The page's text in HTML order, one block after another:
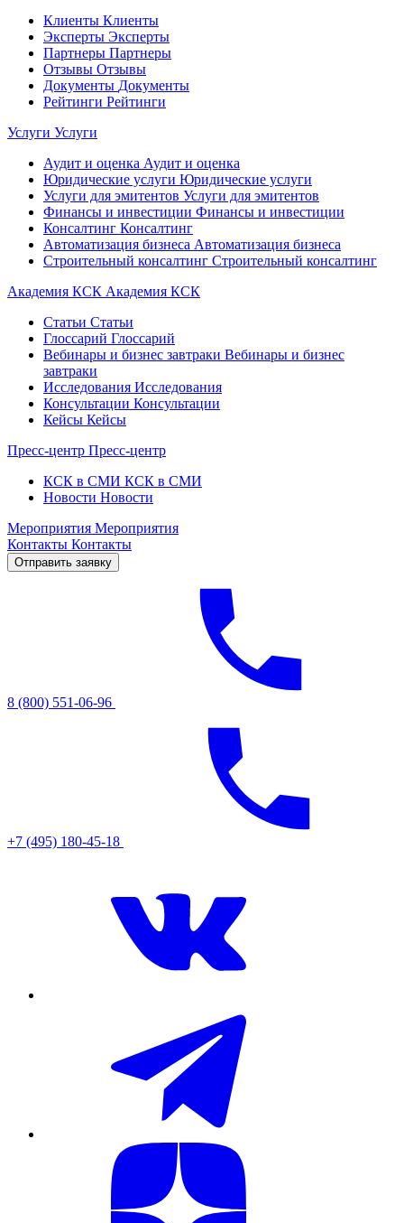
Клиенты Клиенты
Эксперты Эксперты
Партнеры Партнеры
Отзывы Отзывы
Документы Документы
Рейтинги Рейтинги
Услуги Услуги
Аудит и оценка Аудит и оценка
Юридические услуги Юридические услуги
Услуги для эмитентов Услуги для эмитентов
Финансы и инвестиции Финансы и инвестиции
Консалтинг Консалтинг
Автоматизация бизнеса Автоматизация бизнеса
Строительный консалтинг Строительный консалтинг
Академия КСК Академия КСК
Статьи Статьи
Глоссарий Глоссарий
Вебинары и бизнес завтраки Вебинары и бизнес
завтраки
Исследования Исследования
Консультации Консультации
Кейсы Кейсы
Пресс-центр Пресс-центр
КСК в СМИ КСК в СМИ
Новости Новости
Мероприятия Мероприятия
Контакты Контакты
Отправить заявку
8 (800) 551-06-96
+7 (495) 180-45-18